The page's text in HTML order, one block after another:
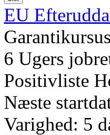
EU
Garantikursus
6 Ugers
Positivliste
Næste
Varighed: 5